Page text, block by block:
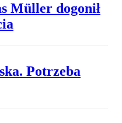
Müller dogonił
Potrzeba